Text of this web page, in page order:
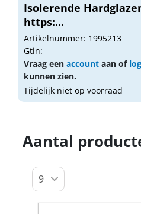
Isolerende
https:...
Artikelnummer: 1995213
Gtin:
Vraag een account aan of
kunnen zien.
Tijdelijk niet op voorraad
Aantal